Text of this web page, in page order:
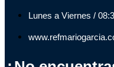
Lunes a Viernes /